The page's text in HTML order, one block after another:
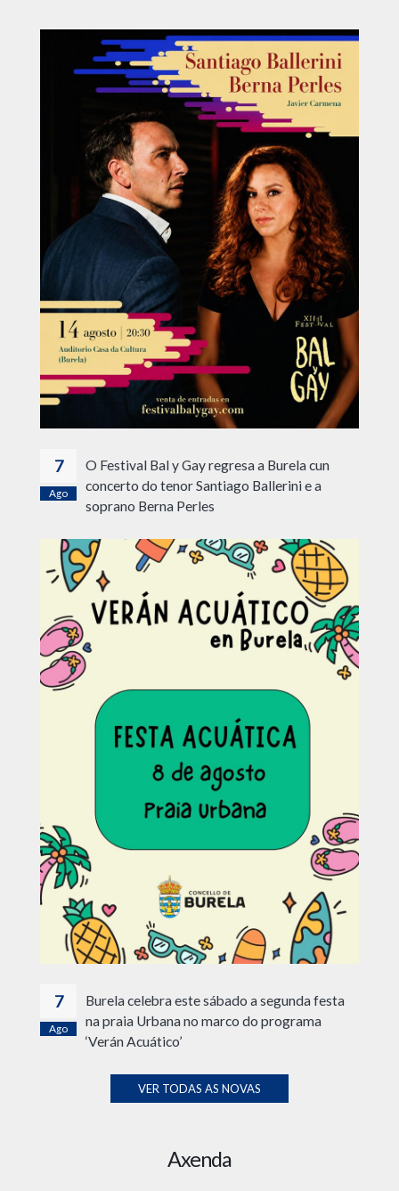
7
Ago
O Festival Bal y Gay regresa a Burela cun
concerto do tenor Santiago Ballerini e a
soprano Berna Perles
7
Ago
Burela celebra este sábado a segunda festa
na praia Urbana no marco do programa
‘Verán Acuático’
VER TODAS AS NOVAS
Axenda